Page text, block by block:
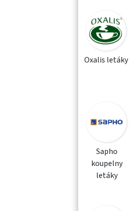
Oxalis letáky
Sapho
koupelny
letáky